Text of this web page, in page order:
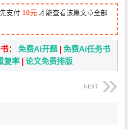
支付 10元 才能查看该篇文章全部
书：免费Ai开题 |免费Ai任务书
复率 |论文免费排版
NEXT